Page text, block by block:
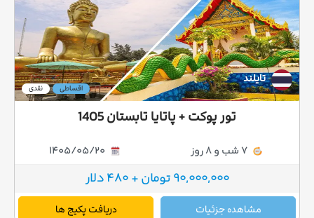
تایلند
نقدی اقساطی
تور پوکت + پاتایا تابستان 1405
90,000,000 تومان + 480 دلار
مشاهده جزئیات دریافت پکیج ها